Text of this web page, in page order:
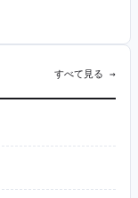
すべて見る →